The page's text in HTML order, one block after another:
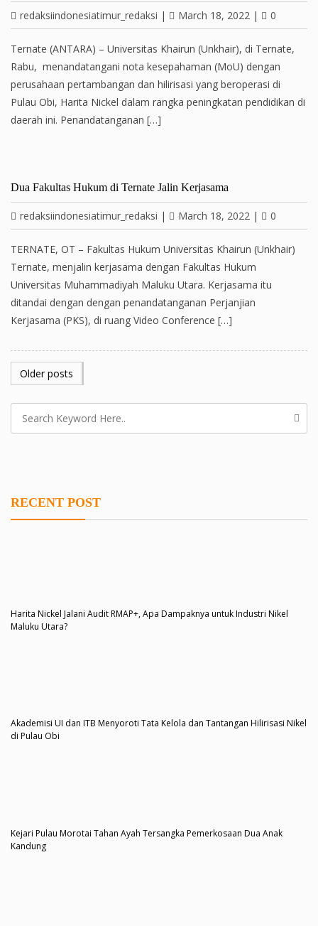
redaksiindonesiatimur_redaksi | March 18, 2022 | 0
Ternate (ANTARA) – Universitas Khairun (Unkhair), di Ternate,
Rabu, menandatangani nota kesepahaman (MoU) dengan
perusahaan pertambangan dan hilirisasi yang beroperasi di
Pulau Obi, Harita Nickel dalam rangka peningkatan pendidikan di
daerah ini. Penandatanganan […]
Dua Fakultas Hukum di Ternate Jalin Kerjasama
redaksiindonesiatimur_redaksi | March 18, 2022 | 0
TERNATE, OT – Fakultas Hukum Universitas Khairun (Unkhair)
Ternate, menjalin kerjasama dengan Fakultas Hukum
Universitas Muhammadiyah Maluku Utara. Kerjasama itu
ditandai dengan dengan penandatanganan Perjanjian
Kerjasama (PKS), di ruang Video Conference […]
POSTS
Older posts
RECENT POST
Harita Nickel Jalani Audit RMAP+, Apa Dampaknya untuk Industri Nikel
Maluku Utara?
Akademisi UI dan ITB Menyoroti Tata Kelola dan Tantangan Hilirisasi Nikel
di Pulau Obi
Kejari Pulau Morotai Tahan Ayah Tersangka Pemerkosaan Dua Anak
Kandung